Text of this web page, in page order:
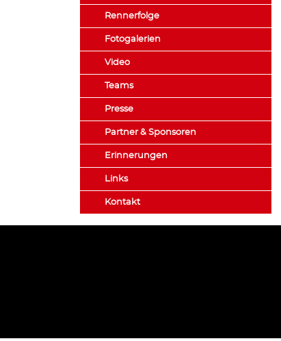
Rennerfolge
Fotogalerien
Video
Teams
Presse
Partner & Sponsoren
Erinnerungen
Links
Kontakt